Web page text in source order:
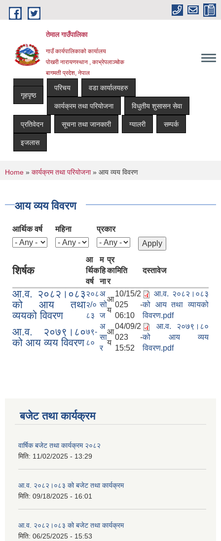
Skip to main content
तेमाल गाउँपालिका
गाउँ कार्यपालिकाको कार्यालय
पोखरी नारायणस्थान , काभ्रेपलाञ्चोक ‌‌‍‍‍‍‍‍
बागमती प्रदेश, नेपाल
गृहपृष्ठ
परिचय वडा कार्यालयहरु
कार्यक्रम तथा परियोजना विधुतीय शुसासन सेवा
प्रतिवेदन सूचना तथा जानकारी ग्यालरी सम्पर्क
इजलास
You are here
Home » कार्यक्रम तथा परियोजना» आय व्यय विवरण
आय व्यय विवरण
आर्थिक वर्ष महिना प्रकार
शिर्षक
आ
र्थिक
वर्ष
म
हि
ना
प्र
का
र
मिति दस्तावेज
आ.व. २०८२।०८३
को आय तथा
व्ययको विवरण
२०८
२/०
८३
अ
सो
ज
आ
य
10/15/2
025 -
06:10
आ.व. २०८२।०८३
को आय तथा व्यायको
विवरण.pdf
आ.व. २०७९।८०
को आय व्यय विवरण
७९-
८०
अ
सा
र
आ
य
04/09/2
023 -
15:52
आ.व. २०७९।८०
को आय व्यय
विवरण.pdf
बजेट तथा कार्यक्रम
वार्षिक बजेट तथा कार्यक्रम २०८२
मिति: 11/02/2025 - 13:29
आ.व. २०८२।०८३ को बजेट तथा कार्यक्रम
मिति: 09/18/2025 - 16:01
आ.व. २०८२।०८३ को बजेट तथा कार्यक्रम
मिति: 06/25/2025 - 15:53